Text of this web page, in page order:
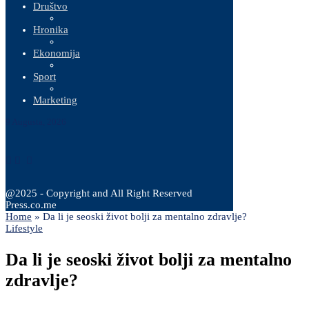
Društvo
Hronika
Ekonomija
Sport
Marketing
@2025 - Copyright and All Right Reserved
Press.co.me
Home » Da li je seoski život bolji za mentalno zdravlje?
Lifestyle
Da li je seoski život bolji za mentalno
zdravlje?